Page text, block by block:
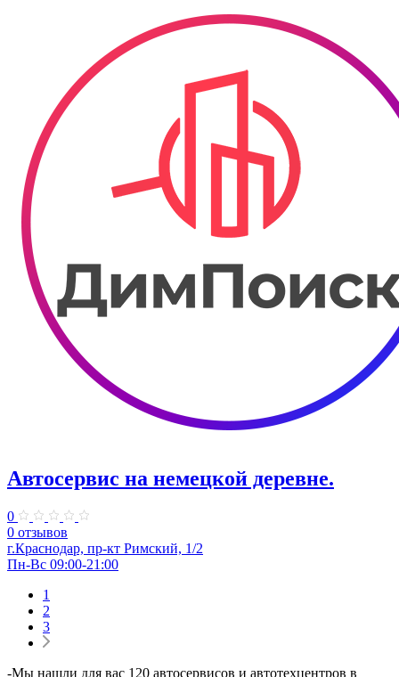
Автосервис на немецкой деревне.
0
0 отзывов
г.Краснодар, пр-кт Римский, 1/2
Пн-Вс 09:00-21:00
1
2
3
-Мы нашли для вас 120 автосервисов и автотехцентров в